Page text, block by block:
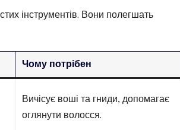
інструментів. Вони полегшать
Чому потрібен
Вичісує воші та гниди, допомагає
оглянути волосся.